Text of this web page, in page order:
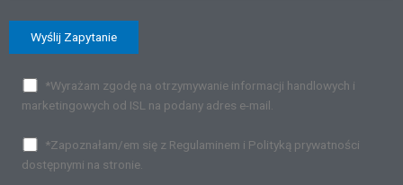
*Wyrażam zgodę na otrzymywanie informacji handlowych i
marketingowych od ISL na podany adres e-mail.
*Zapoznałam/em się z Regulaminem i Polityką prywatności
dostępnymi na stronie.